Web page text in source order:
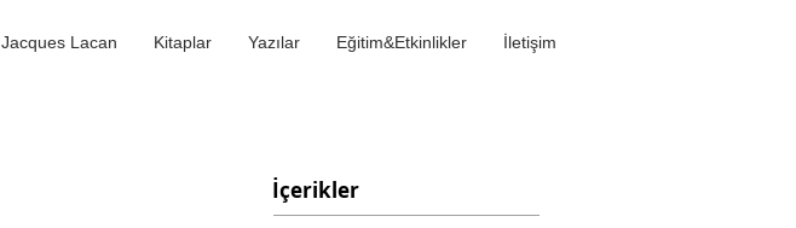
Jacques Lacan Kitaplar Yazılar Eğitim&Etkinlikler İletişim
İçerikler